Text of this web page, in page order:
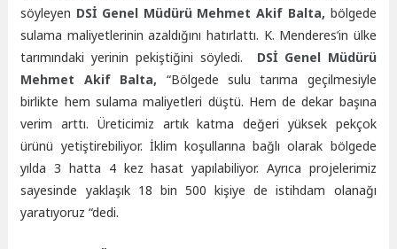
söyleyen DSİ Genel Müdürü Mehmet Akif Balta, bölgede
sulama maliyetlerinin azaldığını hatırlattı. K. Menderes’in ülke
tarımındaki yerinin pekiştiğini söyledi. DSİ Genel Müdürü
Mehmet Akif Balta, “Bölgede sulu tarıma geçilmesiyle
birlikte hem sulama maliyetleri düştü. Hem de dekar başına
verim arttı. Üreticimiz artık katma değeri yüksek pekçok
ürünü yetiştirebiliyor. İklim koşullarına bağlı olarak bölgede
yılda 3 hatta 4 kez hasat yapılabiliyor. Ayrıca projelerimiz
sayesinde yaklaşık 18 bin 500 kişiye de istihdam olanağı
yaratıyoruz “dedi.